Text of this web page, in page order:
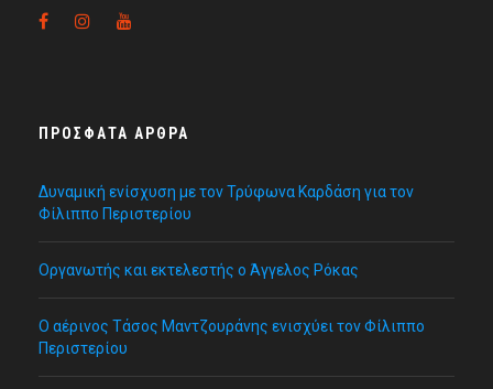
ΠΡΌΣΦΑΤΑ ΆΡΘΡΑ
Δυναμική ενίσχυση με τον Τρύφωνα Καρδάση για τον
Φίλιππο Περιστερίου
Οργανωτής και εκτελεστής ο Άγγελος Ρόκας
Ο αέρινος Τάσος Μαντζουράνης ενισχύει τον Φίλιππο
Περιστερίου